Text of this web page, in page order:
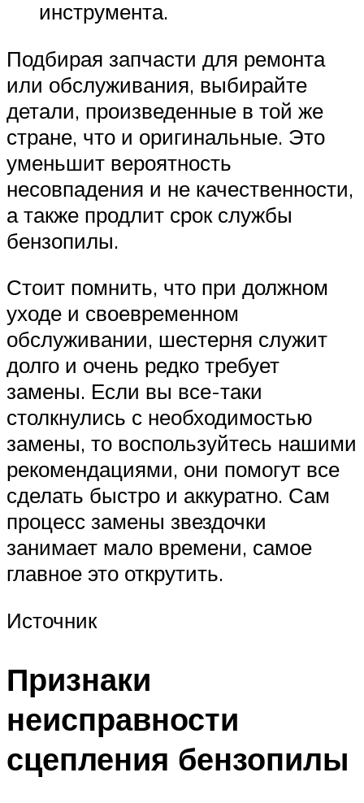
инструмента.
Подбирая запчасти для ремонта
или обслуживания, выбирайте
детали, произведенные в той же
стране, что и оригинальные. Это
уменьшит вероятность
несовпадения и не качественности,
а также продлит срок службы
бензопилы.
Стоит помнить, что при должном
уходе и своевременном
обслуживании, шестерня служит
долго и очень редко требует
замены. Если вы все-таки
столкнулись с необходимостью
замены, то воспользуйтесь нашими
рекомендациями, они помогут все
сделать быстро и аккуратно. Сам
процесс замены звездочки
занимает мало времени, самое
главное это открутить.
Источник
Признаки
неисправности
сцепления бензопилы